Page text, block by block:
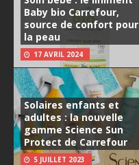
Baby bio Carrefour,
source de confort pour
la peau
17 AVRIL 2024
Solaires enfants et
adultes : la nouvelle
gamme Science Sun
Protect de Carrefour
5 JUILLET 2023